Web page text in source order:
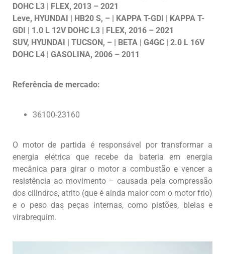
DOHC L3 | FLEX, 2013 – 2021
Leve, HYUNDAI | HB20 S, – | KAPPA T-GDI | KAPPA T-
GDI | 1.0 L 12V DOHC L3 | FLEX, 2016 – 2021
SUV, HYUNDAI | TUCSON, – | BETA | G4GC | 2.0 L 16V
DOHC L4 | GASOLINA, 2006 – 2011
Referência de mercado:
36100-23160
O motor de partida é responsável por transformar a
energia elétrica que recebe da bateria em energia
mecânica para girar o motor a combustão e vencer a
resistência ao movimento – causada pela compressão
dos cilindros, atrito (que é ainda maior com o motor frio)
e o peso das peças internas, como pistões, bielas e
virabrequim.